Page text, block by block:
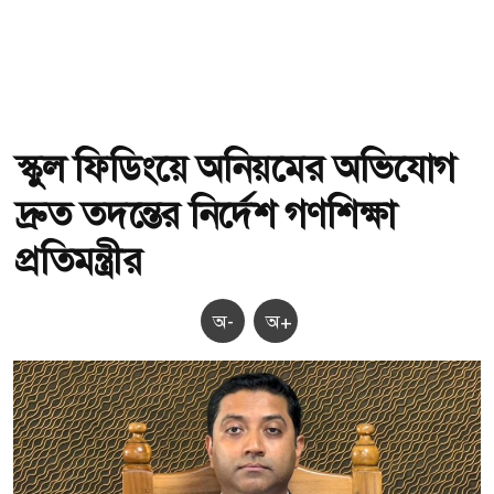
স্কুল ফিডিংয়ে অনিয়মের অভিযোগ
দ্রুত তদন্তের নির্দেশ গণশিক্ষা
প্রতিমন্ত্রীর
অ- অ+